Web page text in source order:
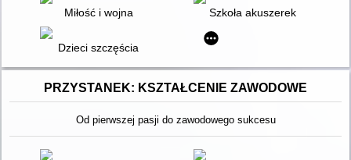
Miłość i wojna Szkoła akuszerek
Dzieci szczęścia
PRZYSTANEK: KSZTAŁCENIE ZAWODOWE
Od pierwszej pasji do zawodowego sukcesu